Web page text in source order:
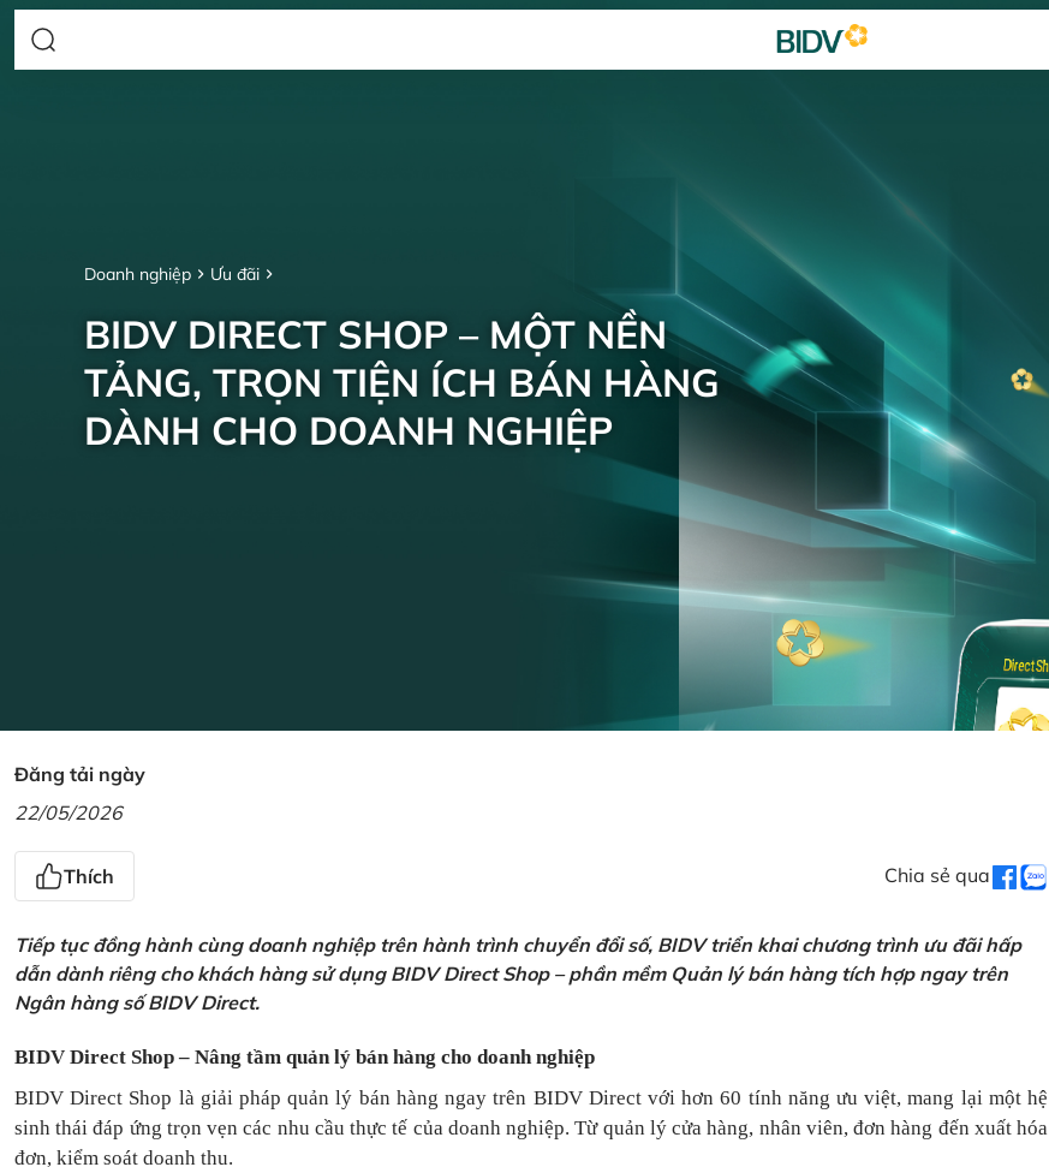
Doanh nghiệp Ưu đãi
BIDV DIRECT SHOP – MỘT NỀN
TẢNG, TRỌN TIỆN ÍCH BÁN HÀNG
DÀNH CHO DOANH NGHIỆP
Đăng tải ngày
22/05/2026
Thích Chia sẻ qua
Tiếp tục đồng hành cùng doanh nghiệp trên hành trình chuyển đổi số, BIDV triển khai chương trình ưu đãi hấp
dẫn dành riêng cho khách hàng sử dụng BIDV Direct Shop – phần mềm Quản lý bán hàng tích hợp ngay trên
Ngân hàng số BIDV Direct.
BIDV Direct Shop – Nâng tầm quản lý bán hàng cho doanh nghiệp
BIDV Direct Shop là giải pháp quản lý bán hàng ngay trên BIDV Direct với hơn 60 tính năng ưu việt, mang lại một hệ
sinh thái đáp ứng trọn vẹn các nhu cầu thực tế của doanh nghiệp. Từ quản lý cửa hàng, nhân viên, đơn hàng đến xuất hóa
đơn, kiểm soát doanh thu.